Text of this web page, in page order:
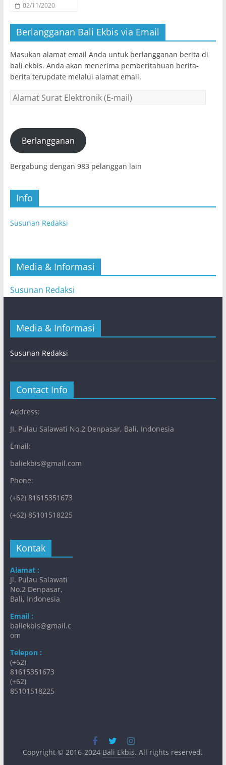
02/11/2020
Berlangganan Bali Ekbis via Email
Masukan alamat email Anda untuk berlangganan berita di
bali ekbis. Anda akan menerima pemberitahuan berita-
berita terupdate melalui alamat email.
Alamat
(E-
mail)Berlangganan
Bergabung dengan 983 pelanggan lain
Info
Susunan Redaksi
Media & Informasi
Susunan Redaksi
Media & Informasi
Susunan Redaksi
Contact Info
Address:
JI. Pulau Salawati No.2 Denpasar, Bali, Indonesia
Email:
baliekbis@gmail.com
Phone:
(+62) 81615351673
(+62) 85101518225
Kontak
Alamat :
Jl. Pulau Salawati
No.2 Denpasar,
Bali, Indonesia
Email :
baliekbis@gmail.c
om
Telepon :
(+62)
81615351673
(+62)
85101518225
Copyright © 2016-2024 Bali Ekbis. All rights reserved.